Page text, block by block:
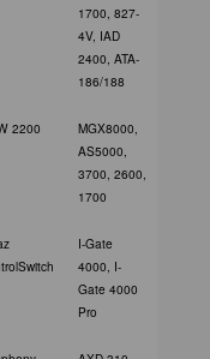
1700, 827-
4V, IAD
2400, ATA-
186/188
2200
MGX8000,
AS5000,
3700, 2600,
1700
I-Gate
4000, I-
Gate 4000
Pro